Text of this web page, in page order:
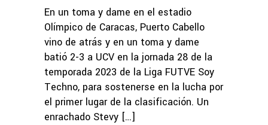
En un toma y dame en el estadio
Olímpico de Caracas, Puerto Cabello
vino de atrás y en un toma y dame
batió 2-3 a UCV en la jornada 28 de la
temporada 2023 de la Liga FUTVE Soy
Techno, para sostenerse en la lucha por
el primer lugar de la clasificación. Un
enrachado Stevy […]